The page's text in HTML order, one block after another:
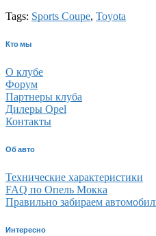
Tags: Sports Coupe, Toyota
Кто мы
О клубе
Форум
Партнеры клуба
Дилеры Opel
Контакты
Об авто
Технические характеристики
FAQ по Опель Мокка
Правильно забираем
Интересно